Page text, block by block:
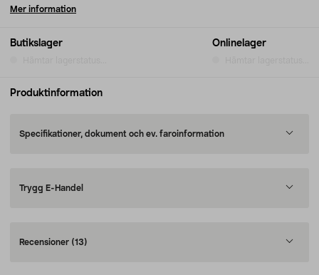
Butikslager Onlinelager
Mer information
Produktinformation
Specifikationer, dokument och ev. faroinformation
Trygg E-Handel
Recensioner (13)